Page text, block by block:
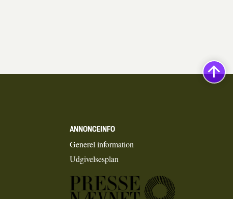
ANNONCEINFO
Generel information
Udgivelsesplan